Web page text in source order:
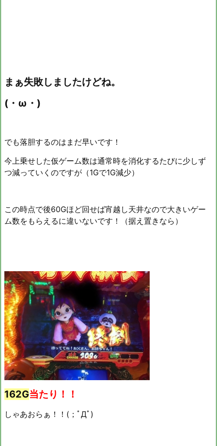
まぁ失敗しましたけどね。
(・ω・)
でも落胆するのはまだ早いです！
今上乗せした仮ゲーム数は通常時を消化するたびに少しず
つ減っていくのですが（1Gで1G減少）
この時点で後60Gほど回せば宵越し天井なので大きいゲー
ム数をもらえるに違いないです！（据え置きなら）
162G当たり！！
しゃあおらぁ！！(；ﾟДﾟ)